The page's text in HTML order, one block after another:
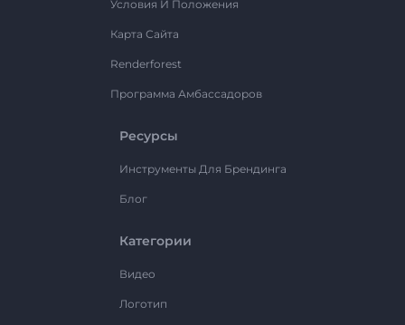
Условия И Положения
Карта Сайта
Renderforest
Программа Амбассадоров
Ресурсы
Инструменты Для Брендинга
Блог
Категории
Видео
Логотип